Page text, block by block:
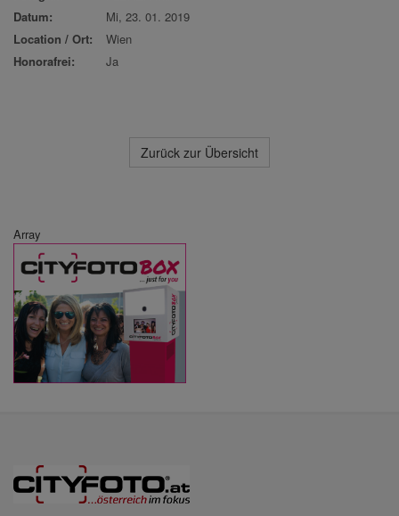
Datum:
Mi, 23. 01. 2019
Location / Ort:
Wien
Honorafrei:
Ja
Zurück zur Übersicht
Array